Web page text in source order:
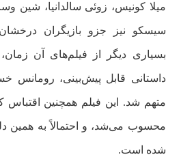
میلا کونیس، زوئی سالدانیا، شین
سیسکو نیز جزو بازیگران
بسیاری دیگر از فیلم‌های آن
داستانی قابل پیش‌بینی، رومانس
متهم شد. این فیلم همچنین اقتباس
محسوب می‌شد، و احتمالاً به همین
شده است.